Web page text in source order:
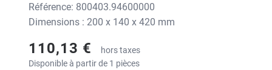
Référence: 800403.94600000
Dimensions : 200 x 140 x 420 mm
110,13 €
hors taxes
Disponible à partir de 1 pièces